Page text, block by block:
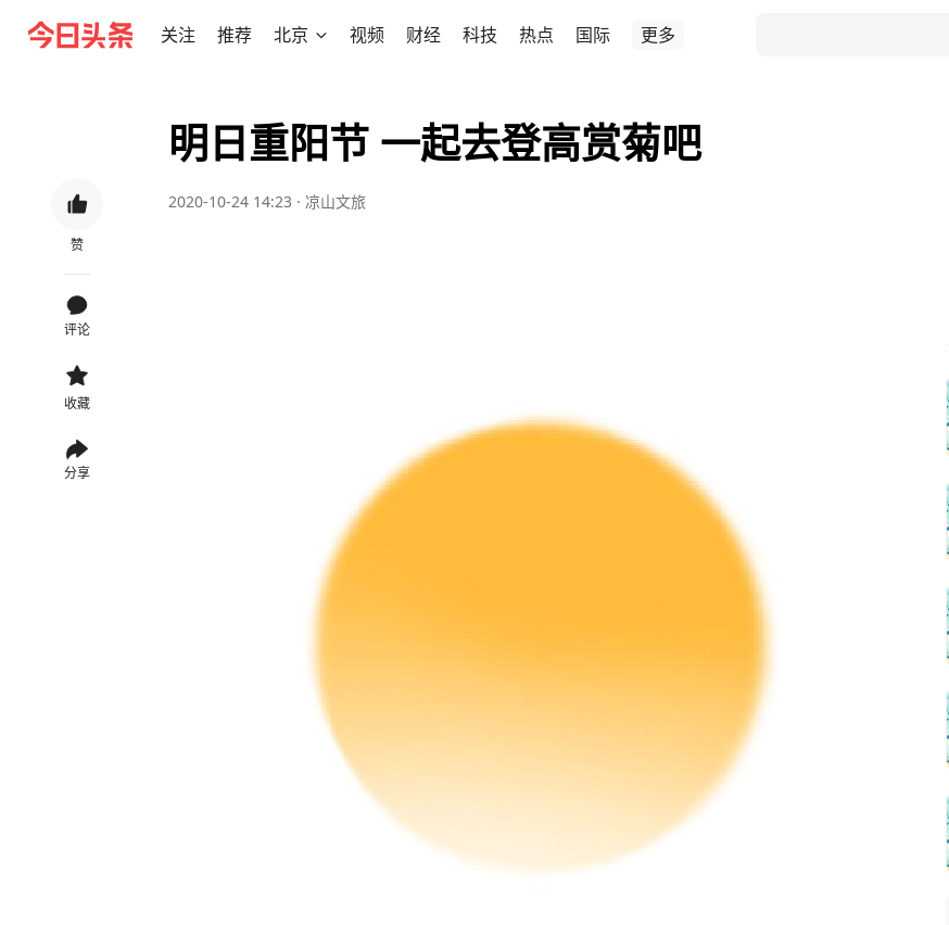
关注 推荐 北京 视频 财经 科技 热点 国际 更多
赞
评论
收藏
分享
明日重阳节 一起去登高赏菊吧
2020-10-24 14:23 · 凉山文旅